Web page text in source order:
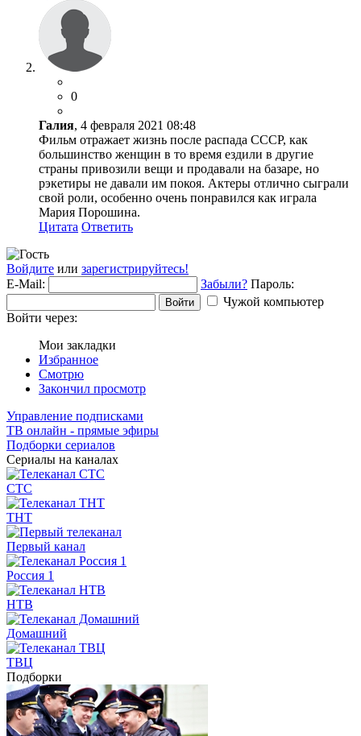
0
Галия, 4 февраля 2021 08:48
Фильм отражает жизнь после распада СССР, как
большинство женщин в то время ездили в другие
страны привозили вещи и продавали на базаре, но
рэкетиры не давали им покоя. Актеры отлично сыграли
свой роли, особенно очень понравился как играла
Мария Порошина.
Цитата Ответить
Войдите или зарегистрируйтесь!
E-Mail:
Забыли? Пароль:
Войти
Чужой компьютер
Войти через:
Мои закладки
Избранное
Смотрю
Закончил просмотр
Управление подписками
ТВ онлайн - прямые эфиры
Подборки сериалов
Сериалы на каналах
СТС
ТНТ
Первый канал
Россия 1
НТВ
Домашний
ТВЦ
Подборки